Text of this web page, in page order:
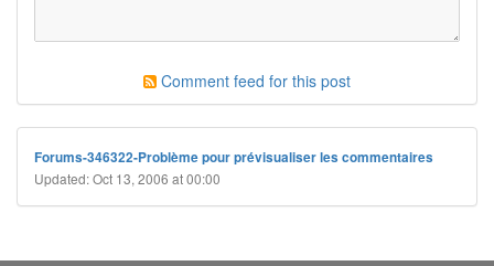
Comment feed for this post
Forums-346322-Problème pour prévisualiser les commentaires
Updated: Oct 13, 2006 at 00:00